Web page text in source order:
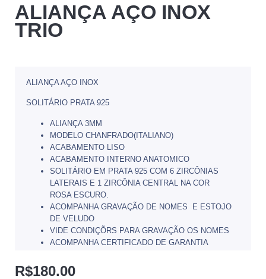
ALIANÇA AÇO INOX
TRIO
ALIANÇA AÇO INOX
SOLITÁRIO PRATA 925
ALIANÇA 3MM
MODELO CHANFRADO(ITALIANO)
ACABAMENTO LISO
ACABAMENTO INTERNO ANATOMICO
SOLITÁRIO EM PRATA 925 COM 6 ZIRCÔNIAS
LATERAIS E 1 ZIRCÔNIA CENTRAL NA COR
ROSA ESCURO.
ACOMPANHA GRAVAÇÃO DE NOMES E ESTOJO
DE VELUDO
VIDE CONDIÇÕRS PARA GRAVAÇÃO OS NOMES
ACOMPANHA CERTIFICADO DE GARANTIA
R$180.00